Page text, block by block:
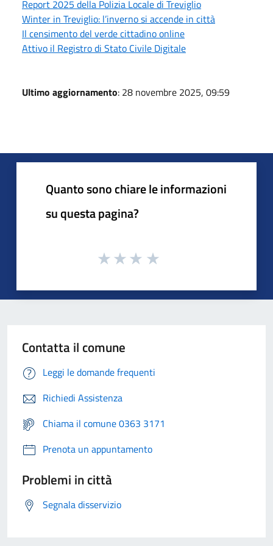
Report 2025 della Polizia Locale di Treviglio
Winter in Treviglio: l’inverno si accende in città
Il censimento del verde cittadino online
Attivo il Registro di Stato Civile Digitale
Ultimo aggiornamento: 28 novembre 2025, 09:59
Quanto sono chiare le informazioni
su questa pagina?
Contatta il comune
Leggi le domande frequenti
Richiedi Assistenza
Chiama il comune 0363 3171
Prenota un appuntamento
Problemi in città
Segnala disservizio